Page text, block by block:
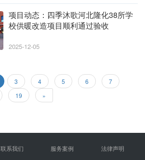
项目动态：四季沐歌河北隆化38所学
校供暖改造项目顺利通过验收
2025-12-05
3 4 5 6
7
19 »
联系我们 服务案例
法律声明